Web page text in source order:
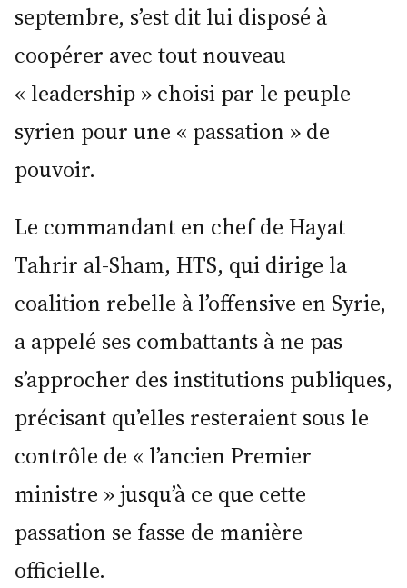
septembre, s’est dit lui disposé à
coopérer avec tout nouveau
« leadership » choisi par le peuple
syrien pour une « passation » de
pouvoir.
Le commandant en chef de Hayat
Tahrir al-Sham, HTS, qui dirige la
coalition rebelle à l’offensive en Syrie,
a appelé ses combattants à ne pas
s’approcher des institutions publiques,
précisant qu’elles resteraient sous le
contrôle de « l’ancien Premier
ministre » jusqu’à ce que cette
passation se fasse de manière
officielle.